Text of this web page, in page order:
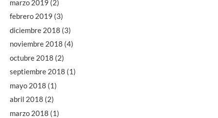
marzo 2019 (2)
febrero 2019 (3)
diciembre 2018 (3)
noviembre 2018 (4)
octubre 2018 (2)
septiembre 2018 (1)
mayo 2018 (1)
abril 2018 (2)
marzo 2018 (1)